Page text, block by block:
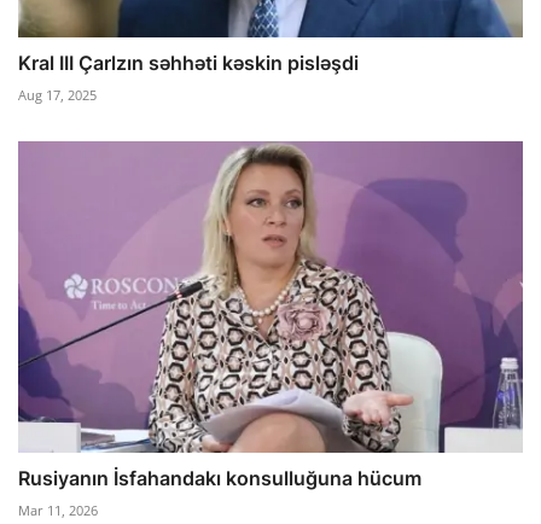
Kral III Çarlzın səhhəti kəskin pisləşdi
Aug 17, 2025
Rusiyanın İsfahandakı konsulluğuna hücum
Mar 11, 2026